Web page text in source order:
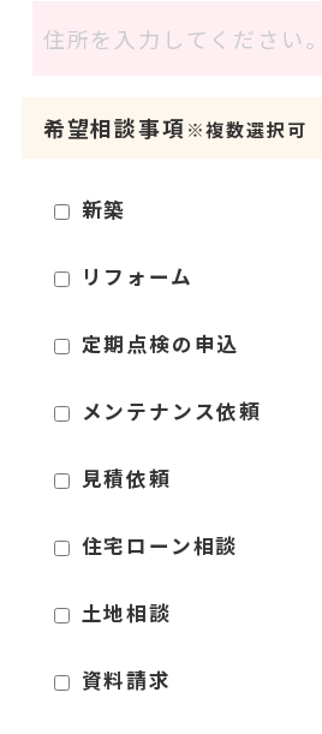
希望相談事項※複数選択可
新築
リフォーム
定期点検の申込
メンテナンス依頼
見積依頼
住宅ローン相談
土地相談
資料請求